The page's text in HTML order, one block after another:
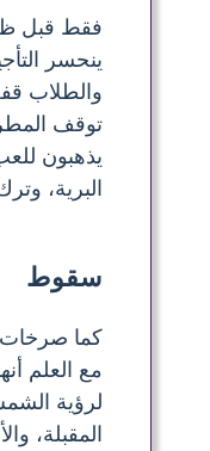
فقط قبل
ينحسر
والطلاب
توقف
يذهبون
البرية،
سقوط
كما صرخات
مع العلم
لرؤية
المقبلة،